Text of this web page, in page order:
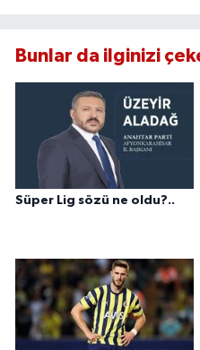
Bunlar da ilginizi
Süper Lig sözü ne oldu?..